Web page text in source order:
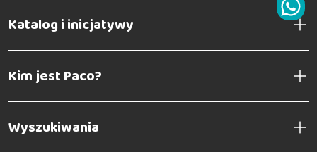
Katalog i inicjatywy
Kim jest Paco?
Wyszukiwania